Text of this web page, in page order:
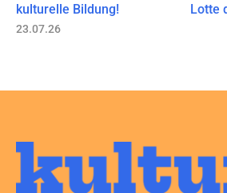
kulturelle Bildung!
23.07.26
Lotte